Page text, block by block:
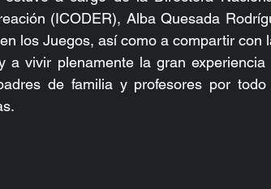
(ICODER), Alba Quesada
los Juegos, así como a compartir con
a vivir plenamente la gran
de familia y profesores por